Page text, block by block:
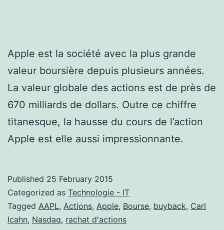
Apple est la société avec la plus grande
valeur boursière depuis plusieurs années.
La valeur globale des actions est de près de
670 milliards de dollars. Outre ce chiffre
titanesque, la hausse du cours de l’action
Apple est elle aussi impressionnante.
Published 25 February 2015
Categorized as Technologie - IT
Tagged AAPL, Actions, Apple, Bourse, buyback, Carl
Icahn, Nasdaq, rachat d'actions